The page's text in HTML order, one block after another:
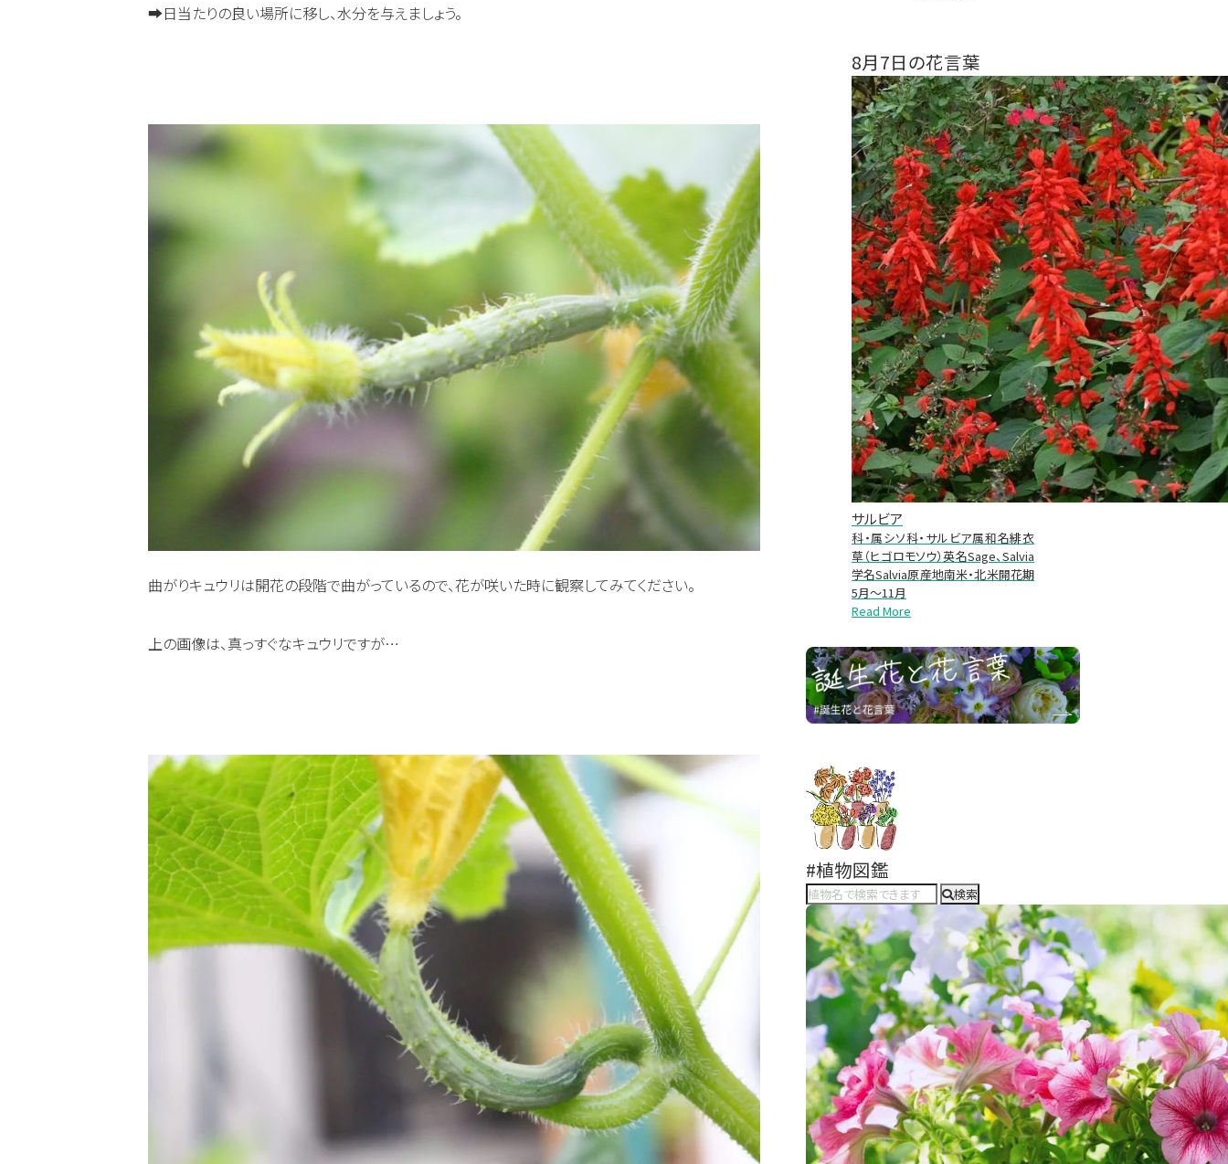
➡日当たりの良い場所に移し、水分を与えましょう。
曲がりキュウリは開花の段階で曲がっているので、花が咲いた時に観察してみてください。
上の画像は、真っすぐなキュウリですが…
8月7日の花言葉
サルビア
科・属シソ科・サルビア属和名緋衣
草（ヒゴロモソウ）英名Sage、Salvia
学名Salvia原産地南米・北米開花期
5月～11月
Read More
#植物図鑑
検索